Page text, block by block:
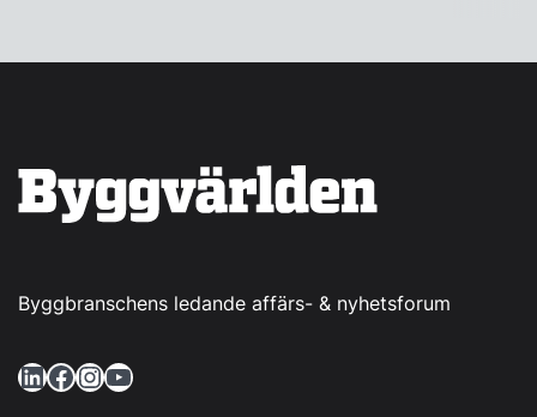
Byggbranschens ledande affärs- & nyhetsforum
LinkedIn Facebook InstagramYouTube